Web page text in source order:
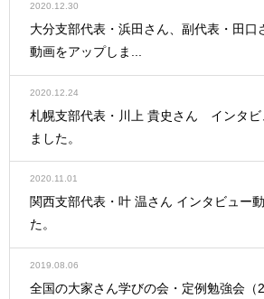
2020.12.30
大分支部代表・浜田さん、副代表・田
動画をアップしま...
2020.12.24
札幌支部代表・川上 貴史さん インタビ
ました。
2020.11.01
関西支部代表・叶 温さん インタビュー
た。
2019.08.06
全国の大家さん学びの会・定例勉強会（